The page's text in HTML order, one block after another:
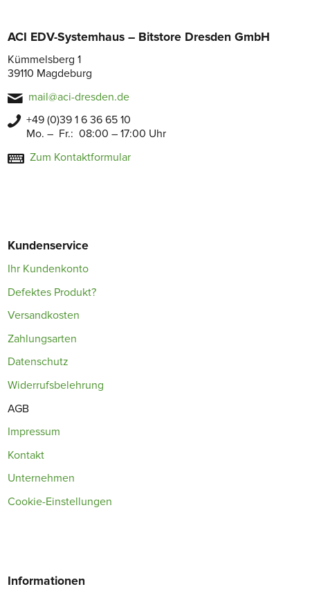
ACI EDV-Systemhaus – Bitstore Dresden GmbH
Kümmelsberg 1
39110 Magdeburg
mail@aci-dresden.de
+49 (0)39 1 6 36 65 10
Mo. – Fr.: 08:00 – 17:00 Uhr
Zum Kontaktformular
Kundenservice
Ihr Kundenkonto
Defektes Produkt?
Versandkosten
Zahlungsarten
Datenschutz
Widerrufsbelehrung
AGB
Impressum
Kontakt
Unternehmen
Cookie-Einstellungen
Informationen